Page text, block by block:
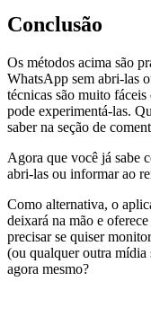
Conclusão
Os métodos acima são
WhatsApp sem abri-las
técnicas são muito fáceis
pode experimentá-las.
saber na seção de
Agora que você já sabe
abri-las ou informar ao
Como alternativa, o
deixará na mão e
precisar se quiser
(ou qualquer outra mídia
agora mesmo?